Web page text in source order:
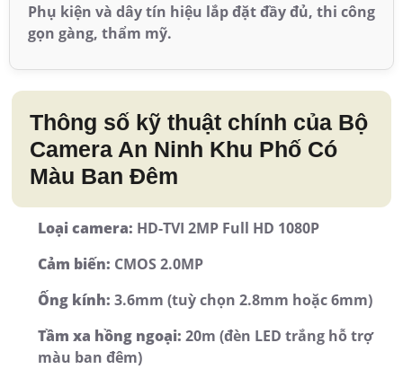
Phụ kiện và dây tín hiệu lắp đặt đầy đủ, thi công
gọn gàng, thẩm mỹ.
Thông số kỹ thuật chính của Bộ
Camera An Ninh Khu Phố Có
Màu Ban Đêm
Loại camera: HD-TVI 2MP Full HD 1080P
Cảm biến: CMOS 2.0MP
Ống kính: 3.6mm (tuỳ chọn 2.8mm hoặc 6mm)
Tầm xa hồng ngoại: 20m (đèn LED trắng hỗ trợ
màu ban đêm)